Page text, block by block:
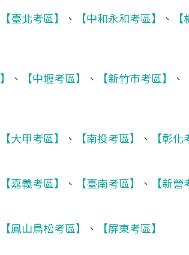
【臺北考區】 、 【中和永和考區】 、
、 【中壢考區】 、 【新竹市考區】 、
【大甲考區】 、 【南投考區】 、 【彰化
【嘉義考區】 、 【臺南考區】 、 【新營
【鳳山鳥松考區】 、 【屏東考區】